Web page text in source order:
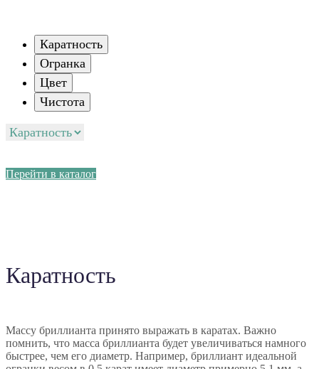
Каратность
Огранка
Цвет
Чистота
Перейти в каталог
Каратность